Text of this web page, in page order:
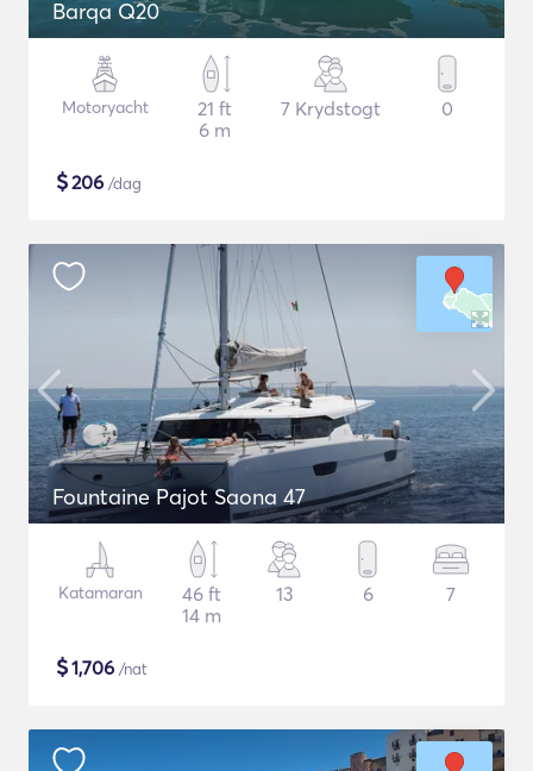
Barqa Q20
Motoryacht
21 ft
6 m
7 Krydstogt 0
$206 /dag
Fountaine Pajot Saona 47
Katamaran
46 ft
14 m
13 6 7
$1,706 /nat